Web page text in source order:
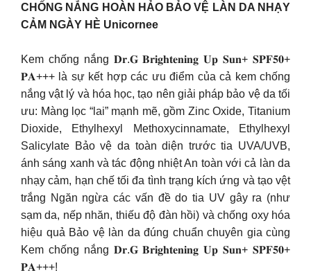
CHỐNG NẮNG HOÀN HẢO BẢO VỆ LÀN DA NHẠY
CẢM NGÀY HÈ Unicornee
Kem chống nắng 𝐃𝐫.𝐆 𝐁𝐫𝐢𝐠𝐡𝐭𝐞𝐧𝐢𝐧𝐠 𝐔𝐩 𝐒𝐮𝐧+ 𝐒𝐏𝐅𝟓𝟎+
𝐏𝐀+++ là sự kết hợp các ưu điểm của cả kem chống
nắng vật lý và hóa học, tạo nên giải pháp bảo vệ da tối
ưu: Màng lọc “lai” mạnh mẽ, gồm Zinc Oxide, Titanium
Dioxide, Ethylhexyl Methoxycinnamate, Ethylhexyl
Salicylate Bảo vệ da toàn diện trước tia UVA/UVB,
ánh sáng xanh và tác động nhiệt An toàn với cả làn da
nhạy cảm, hạn chế tối đa tình trạng kích ứng và tạo vệt
trắng Ngăn ngừa các vấn đề do tia UV gây ra (như
sạm da, nếp nhăn, thiếu độ đàn hồi) và chống oxy hóa
hiệu quả Bảo vệ làn da đúng chuẩn chuyên gia cùng
Kem chống nắng 𝐃𝐫.𝐆 𝐁𝐫𝐢𝐠𝐡𝐭𝐞𝐧𝐢𝐧𝐠 𝐔𝐩 𝐒𝐮𝐧+ 𝐒𝐏𝐅𝟓𝟎+
𝐏𝐀+++!